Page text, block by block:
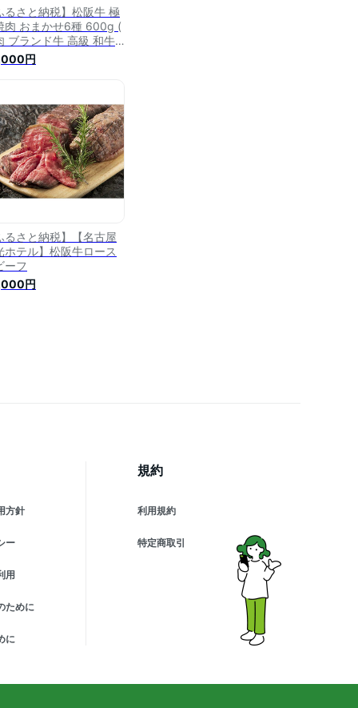
るさと納税】松阪牛 極
肉 おまかせ6種 600g (
ブランド牛 高級 和牛
牛 松阪牛 松坂牛 焼肉
肉 BBQ バーベキュー
肉 松阪牛 人気 おすす
重県 松阪市 竹屋牛肉
竹屋牛肉店】
円
るさと納税】【名古屋
ホテル】松阪牛ロース
ーフ
円
方針
ー
用
ために
に
規約
利用規約
特定商取引